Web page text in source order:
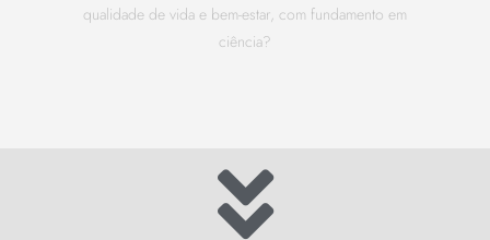
qualidade de vida e bem-estar, com fundamento em
ciência?